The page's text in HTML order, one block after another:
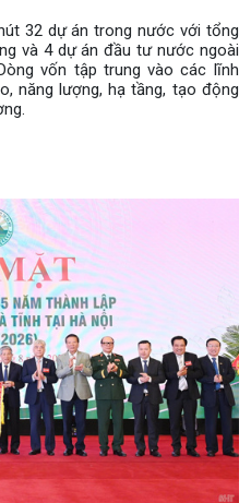
32 dự án trong nước với tổng
và 4 dự án đầu tư nước ngoài
vốn tập trung vào các lĩnh
năng lượng, hạ tầng, tạo động